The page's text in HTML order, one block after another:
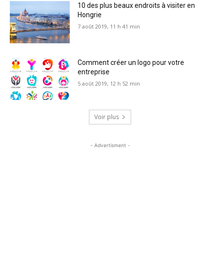
10 des plus beaux endroits à visiter en
Hongrie
7 août 2019, 11 h 41 min
Comment créer un logo pour votre
entreprise
5 août 2019, 12 h 52 min
Voir plus
- Advertisment -